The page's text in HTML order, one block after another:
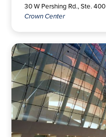
30 W Pershing Rd., Ste. 400
Crown Center